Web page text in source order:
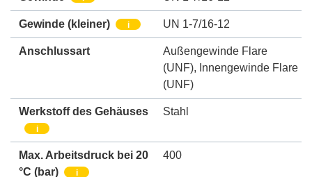
Gewinde (kleiner) i UN 1-7/16-12
Anschlussart
Außengewinde Flare
(UNF), Innengewinde Flare
(UNF)
Werkstoff des Gehäuses
i
Stahl
Max. Arbeitsdruck bei 20
°C (bar)
i
400